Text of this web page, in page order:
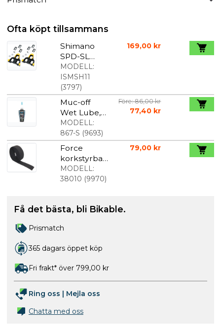
Ofta köpt tillsammans
Shimano
SPD-SL
klossar gul
MODELL:
ISMSH11
(3797)
169,00 kr
Muc-off
Wet Lube,
50ml
MODELL:
867-S (9693)
Före: 86,00 kr
77,40 kr
Force
korkstyrban
d, svart
MODELL:
38010 (9970)
79,00 kr
Få det bästa, bli Bikable.
Prismatch
365 dagars öppet köp
Fri frakt* över 799,00 kr
Ring oss | Mejla oss
Chatta med oss